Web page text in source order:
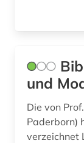
kurden (1)
und
Die von
Paderborn)
verzeichnet